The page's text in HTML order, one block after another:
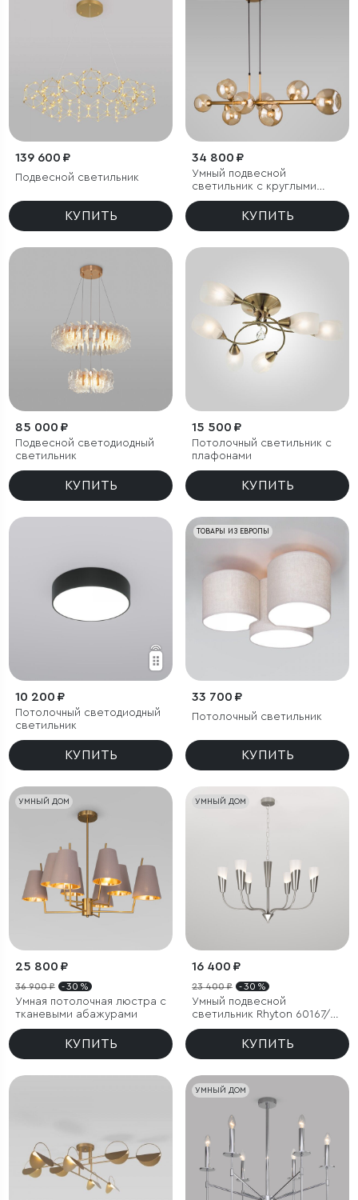
139 600 ₽
Подвесной светильник
КУПИТЬ
34 800 ₽
Умный подвесной
светильник с круглыми
стеклянными плафонами
КУПИТЬ
85 000 ₽
Подвесной светодиодный
светильник
КУПИТЬ
15 500 ₽
Потолочный светильник с
плафонами
КУПИТЬ
10 200 ₽
Потолочный светодиодный
светильник
КУПИТЬ
ТОВАРЫ ИЗ ЕВРОПЫ
33 700 ₽
Потолочный светильник
КУПИТЬ
УМНЫЙ ДОМ
25 800 ₽
36 900 ₽ - 30 %
Умная потолочная люстра с
тканевыми абажурами
КУПИТЬ
УМНЫЙ ДОМ
16 400 ₽
23 400 ₽ - 30 %
Умный подвесной
светильник Rhyton 60167/6
никель
КУПИТЬ
УМНЫЙ ДОМ